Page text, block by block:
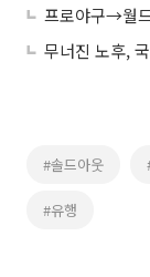
프로야구→월
무너진 노후,
#솔드아웃
#유행